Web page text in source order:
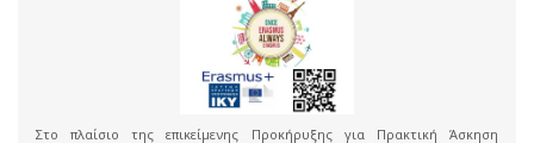
Στο πλαίσιο της επικείμενης Προκήρυξης για Πρακτική Άσκηση